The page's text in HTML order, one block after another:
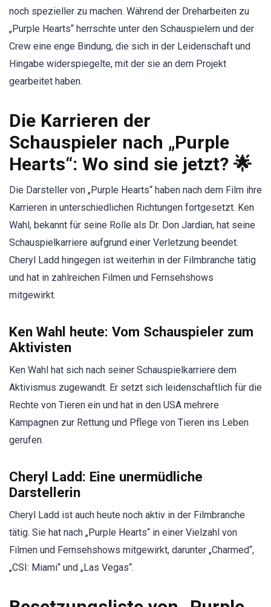
noch spezieller zu machen. Während der Dreharbeiten zu
„Purple Hearts“ herrschte unter den Schauspielern und der
Crew eine enge Bindung, die sich in der Leidenschaft und
Hingabe widerspiegelte, mit der sie an dem Projekt
gearbeitet haben.
Die Karrieren der
Schauspieler nach „Purple
Hearts“: Wo sind sie jetzt? 🌟
Die Darsteller von „Purple Hearts“ haben nach dem Film ihre
Karrieren in unterschiedlichen Richtungen fortgesetzt. Ken
Wahl, bekannt für seine Rolle als Dr. Don Jardian, hat seine
Schauspielkarriere aufgrund einer Verletzung beendet.
Cheryl Ladd hingegen ist weiterhin in der Filmbranche tätig
und hat in zahlreichen Filmen und Fernsehshows
mitgewirkt.
Ken Wahl heute: Vom Schauspieler zum
Aktivisten
Ken Wahl hat sich nach seiner Schauspielkarriere dem
Aktivismus zugewandt. Er setzt sich leidenschaftlich für die
Rechte von Tieren ein und hat in den USA mehrere
Kampagnen zur Rettung und Pflege von Tieren ins Leben
gerufen.
Cheryl Ladd: Eine unermüdliche
Darstellerin
Cheryl Ladd ist auch heute noch aktiv in der Filmbranche
tätig. Sie hat nach „Purple Hearts“ in einer Vielzahl von
Filmen und Fernsehshows mitgewirkt, darunter „Charmed“,
„CSI: Miami“ und „Las Vegas“.